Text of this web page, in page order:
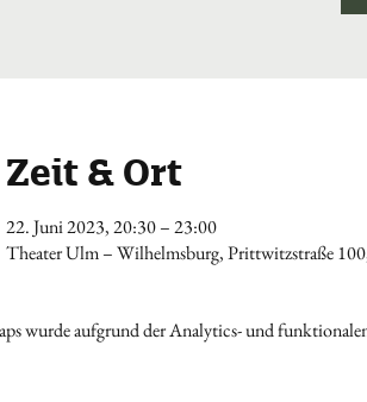
Zeit & Ort
22. Juni 2023, 20:30 – 23:00
Theater Ulm – Wilhelmsburg, Prittwitzstraße
wurde aufgrund der Analytics- und